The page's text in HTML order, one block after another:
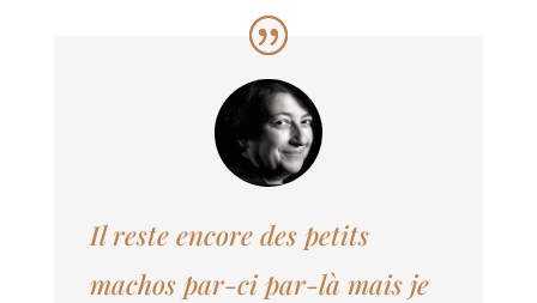
Il reste encore des petits
machos par-ci par-là mais je